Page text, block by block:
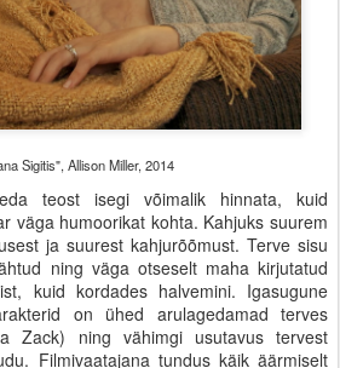
Sigitis", Allison Miller, 2014
teost isegi võimalik hinnata, kuid
väga humoorikat kohta. Kahjuks suurem
ja suurest kahjurõõmust. Terve sisu
ning väga otseselt maha kirjutatud
kuid kordades halvemini. Igasugune
on ühed arulagedamad terves
Zack) ning vähimgi usutavus tervest
Filmivaatajana tundus käik äärmiselt